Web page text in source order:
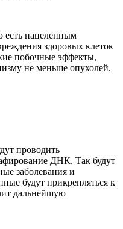
есть нацеленным
здоровых клеток
побочные эффекты,
не меньше опухолей.
проводить
ДНК. Так будут
заболевания и
будут прикрепляться к
дальнейшую